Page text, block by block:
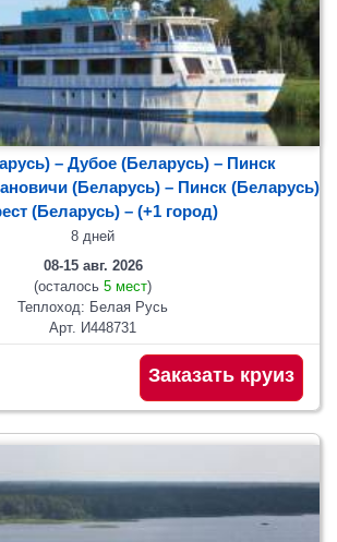
– Дубое (Беларусь) – Пинск
(Беларусь) – Пинск (Беларусь)
(Беларусь) – (+1 город)
8 дней
08-15 авг. 2026
(осталось 5 мест)
Теплоход: Белая Русь
Арт. И448731
Заказать круиз